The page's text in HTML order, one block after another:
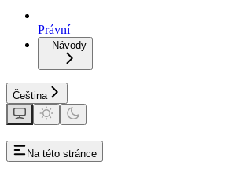
Právní
Návody
Čeština
Na této stránce